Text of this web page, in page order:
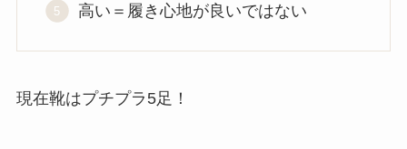
高い＝履き心地が良いではない
現在靴はプチプラ5足！